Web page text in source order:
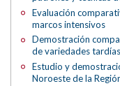
Evaluación
marcos intensivos
Demostración
de variedades
Estudio y
Noroeste de la